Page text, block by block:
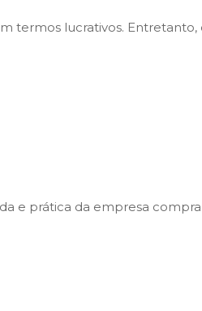
termos lucrativos.
e prática da empresa